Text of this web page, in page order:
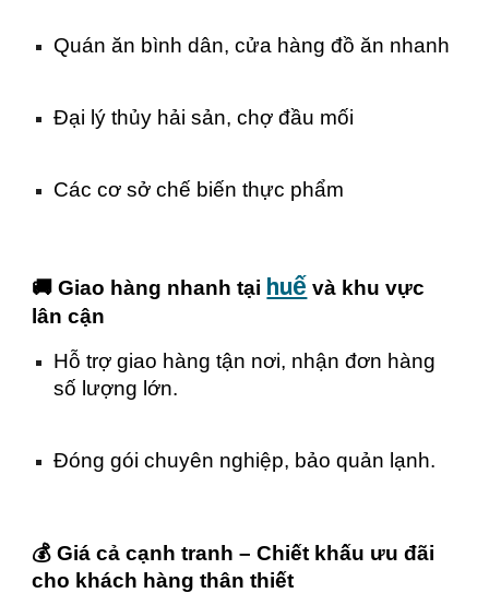
Quán ăn bình dân, cửa hàng đồ ăn nhanh
Đại lý thủy hải sản, chợ đầu mối
Các cơ sở chế biến thực phẩm
🚚 Giao hàng nhanh tại huế và khu vực
lân cận
Hỗ trợ giao hàng tận nơi, nhận đơn hàng
số lượng lớn.
Đóng gói chuyên nghiệp, bảo quản lạnh.
💰 Giá cả cạnh tranh – Chiết khấu ưu đãi
cho khách hàng thân thiết